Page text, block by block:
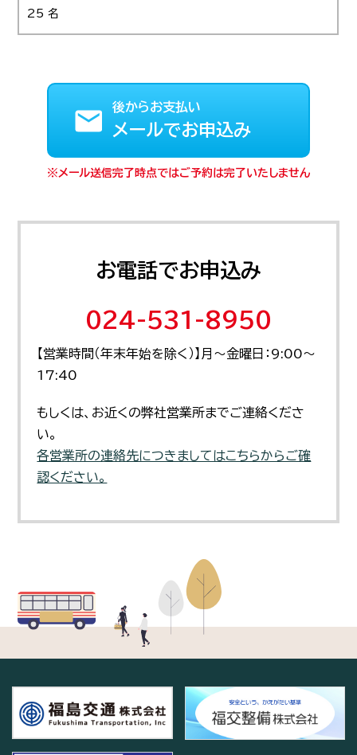
25 名
後からお支払い
メールでお申込み
メール送信完了時点ではご予約は完了いたしません
お電話でお申込み
024-531-8950
【営業時間（年末年始を除く）】月～金曜日：9:00～
17:40
もしくは、お近くの弊社営業所までご連絡くださ
い。
各営業所の連絡先につきましてはこちらからご確
認ください。